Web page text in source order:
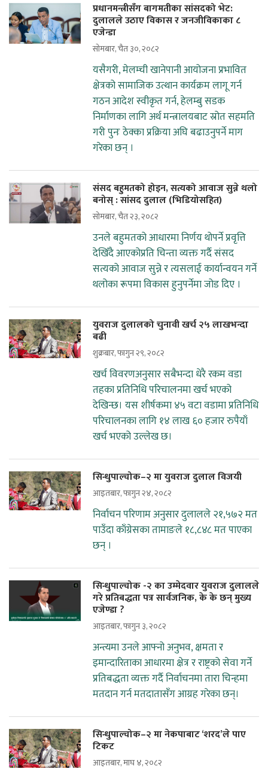
प्रधानमन्त्रीसँग बागमतीका सांसदको भेट:
दुलालले उठाए विकास र जनजीविकाका ८
एजेन्डा
सोमबार, चैत ३०, २०८२
यसैगरी, मेलम्ची खानेपानी आयोजना प्रभावित
क्षेत्रको सामाजिक उत्थान कार्यक्रम लागू गर्न
गठन आदेश स्वीकृत गर्न, हेलम्बु सडक
निर्माणका लागि अर्थ मन्त्रालयबाट स्रोत सहमति
गरी पुनः ठेक्का प्रक्रिया अघि बढाउनुपर्ने माग
गरेका छन् ।
संसद बहुमतको होइन, सत्यको आवाज सुन्ने थलो
बनोस् : सांसद दुलाल (भिडियोसहित)
सोमबार, चैत २३, २०८२
उनले बहुमतको आधारमा निर्णय थोपर्ने प्रवृत्ति
देखिँदै आएकोप्रति चिन्ता व्यक्त गर्दै संसद
सत्यको आवाज सुन्ने र त्यसलाई कार्यान्वयन गर्ने
थलोका रूपमा विकास हुनुपर्नेमा जोड दिए ।
युवराज दुलालको चुनावी खर्च २५ लाखभन्दा
बढी
शुक्रबार, फागुन २९, २०८२
खर्च विवरणअनुसार सबैभन्दा धेरै रकम वडा
तहका प्रतिनिधि परिचालनमा खर्च भएको
देखिन्छ। यस शीर्षकमा ४५ वटा वडामा प्रतिनिधि
परिचालनका लागि १४ लाख ६० हजार रुपैयाँ
खर्च भएको उल्लेख छ।
सिन्धुपाल्चोक–२ मा युवराज दुलाल विजयी
आइतबार, फागुन २४, २०८२
निर्वाचन परिणाम अनुसार दुलालले २१,५७२ मत
पाउँदा काँग्रेसका तामाङले १८,८४८ मत पाएका
छन् ।
सिन्धुपाल्चोक -२ का उम्मेदवार युवराज दुलालले
गरे प्रतिबद्धता पत्र सार्वजनिक, के के छन् मुख्य
एजेण्डा ?
आइतबार, फागुन ३, २०८२
अन्त्यमा उनले आफ्नो अनुभव, क्षमता र
इमान्दारिताका आधारमा क्षेत्र र राष्ट्रको सेवा गर्ने
प्रतिबद्धता व्यक्त गर्दै निर्वाचनमा तारा चिन्हमा
मतदान गर्न मतदातासँग आग्रह गरेका छन्।
सिन्धुपाल्चोक–२ मा नेकपाबाट ‘शरद’ले पाए
टिकट
आइतबार, माघ ४, २०८२